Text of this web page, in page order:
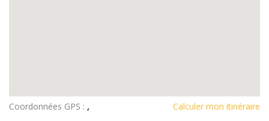
Coordonnées GPS : , Calculer mon itinéraire